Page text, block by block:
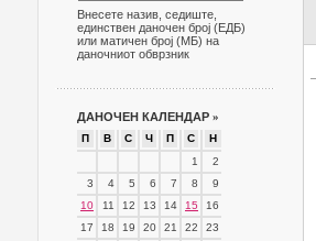
Внесете назив, седиште,
единствен даночен број (ЕДБ)
или матичен број (МБ) на
даночниот обврзник
ДАНОЧЕН КАЛЕНДАР »
П В С Ч П С
Н
1
2
3
4 5 6 7 8
9
10
11 12 13 14 15
16
17
18 19 20 21 22
23